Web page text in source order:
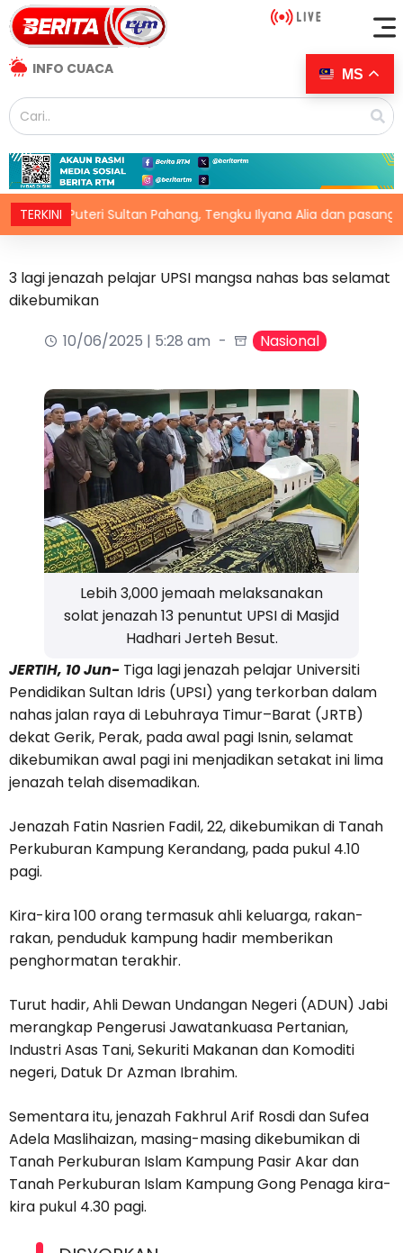
INFO CUACA
TERKINI
Puteri Sultan Pahang, Tengku Ilyana Alia dan pasangan
3 lagi jenazah pelajar UPSI mangsa nahas bas selamat
dikebumikan
10/06/2025 | 5:28 am
Nasional
Lebih 3,000 jemaah melaksanakan
solat jenazah 13 penuntut UPSI di Masjid
Hadhari Jerteh Besut.
JERTIH, 10 Jun- Tiga lagi jenazah pelajar Universiti
Pendidikan Sultan Idris (UPSI) yang terkorban dalam
nahas jalan raya di Lebuhraya Timur–Barat (JRTB)
dekat Gerik, Perak, pada awal pagi Isnin, selamat
dikebumikan awal pagi ini menjadikan setakat ini lima
jenazah telah disemadikan.
Jenazah Fatin Nasrien Fadil, 22, dikebumikan di Tanah
Perkuburan Kampung Kerandang, pada pukul 4.10
pagi.
Kira-kira 100 orang termasuk ahli keluarga, rakan-
rakan, penduduk kampung hadir memberikan
penghormatan terakhir.
Turut hadir, Ahli Dewan Undangan Negeri (ADUN) Jabi
merangkap Pengerusi Jawatankuasa Pertanian,
Industri Asas Tani, Sekuriti Makanan dan Komoditi
negeri, Datuk Dr Azman Ibrahim.
Sementara itu, jenazah Fakhrul Arif Rosdi dan Sufea
Adela Maslihaizan, masing-masing dikebumikan di
Tanah Perkuburan Islam Kampung Pasir Akar dan
Tanah Perkuburan Islam Kampung Gong Penaga kira-
kira pukul 4.30 pagi.
MS